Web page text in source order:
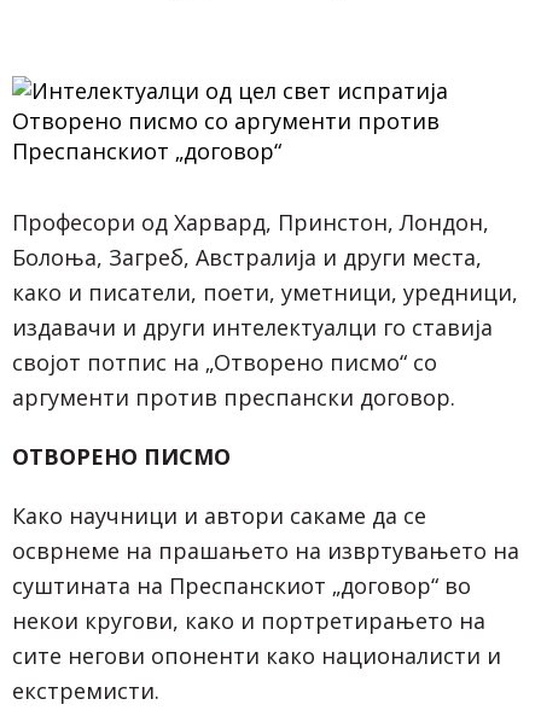
Професори од Харвард, Принстон, Лондон,
Болоња, Загреб, Австралија и други места,
како и писатели, поети, уметници, уредници,
издавачи и други интелектуалци го ставија
својот потпис на „Отворено писмо“ со
аргументи против преспански договор.
ОТВОРЕНО ПИСМО
Како научници и автори сакаме да се
осврнеме на прашањето на извртувањето на
суштината на Преспанскиот „договор“ во
некои кругови, како и портретирањето на
сите негови опоненти како националисти и
екстремисти.